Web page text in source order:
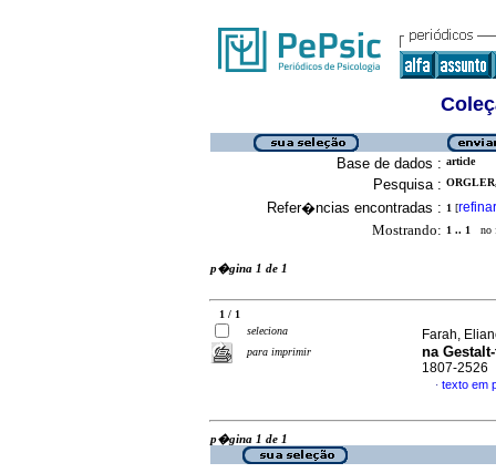
Base de dados : article
Pesquisa :
Refer�ncias encontradas : 1 [refinar
Mostrando: 1 .. 1 no
p�gina 1 de 1
1 / 1
seleciona
para imprimir
Farah,
na
1807-2526
· texto em
p�gina 1 de 1